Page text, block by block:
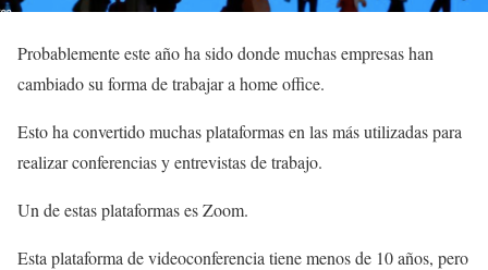
Probablemente este año ha sido donde muchas empresas han
cambiado su forma de trabajar a home office.
Esto ha convertido muchas plataformas en las más utilizadas para
realizar conferencias y entrevistas de trabajo.
Un de estas plataformas es Zoom.
Esta plataforma de videoconferencia tiene menos de 10 años, pero